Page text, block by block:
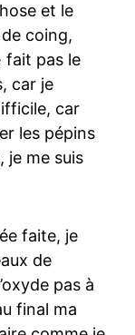
et le
coing,
fait pas le
car je
car
les pépins
je me suis
faite, je
de
pas à
final ma